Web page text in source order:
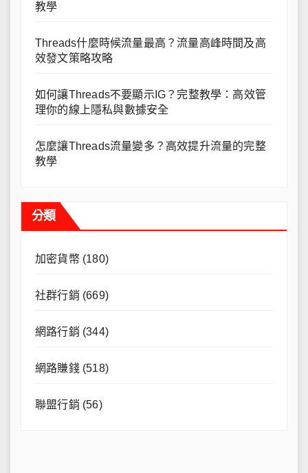
教學
Threads什麼時候流量最高？流量高峰時間及高
效發文策略攻略
如何讓Threads不要顯示IG？完整教學：高效管
理你的線上隱私與數據安全
怎麼讓Threads流量變多？高效提升流量的完整
教學
分類
加密貨幣(180)
社群行銷 (669)
網路行銷 (344)
網路賺錢(518)
聯盟行銷 (56)